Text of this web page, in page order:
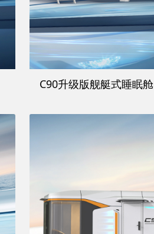
C90升级版舰艇式睡眠舱